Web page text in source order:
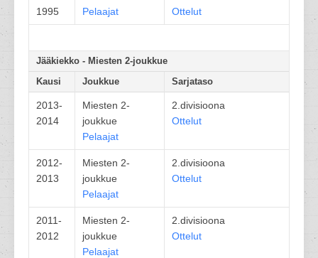
1995
Pelaajat
Ottelut
Jääkiekko - Miesten 2-joukkue
Kausi
Joukkue Sarjataso
2013-
2014
Miesten 2-
joukkue
Pelaajat
2.divisioona
Ottelut
2012-
2013
Miesten 2-
joukkue
Pelaajat
2.divisioona
Ottelut
2011-
2012
Miesten 2-
joukkue
Pelaajat
2.divisioona
Ottelut